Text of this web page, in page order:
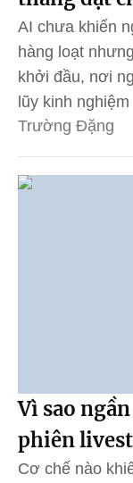
AI chưa khiến
hàng loạt
khởi đầu, nơi
lũy kinh
Trường Đặng
Vì sao
phiên
Cơ chế nào